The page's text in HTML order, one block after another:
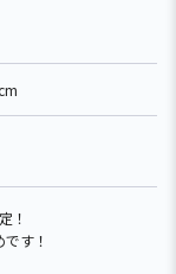
！
す！